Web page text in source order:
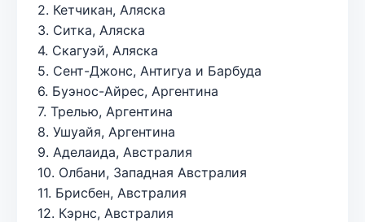
2. Кетчикан, Аляска
3. Ситка, Аляска
4. Скагуэй, Аляска
5. Сент-Джонс, Антигуа и Барбуда
6. Буэнос-Айрес, Аргентина
7. Трелью, Аргентина
8. Ушуайя, Аргентина
9. Аделаида, Австралия
10. Олбани, Западная Австралия
11. Брисбен, Австралия
12. Кэрнс, Австралия